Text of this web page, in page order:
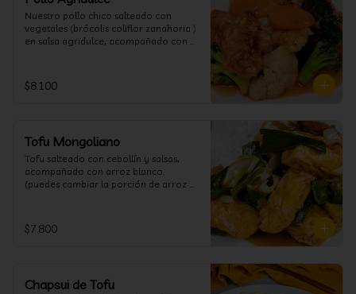
Nuestro pollo chico salteado con
vegetales (brócolis coliflor zanahoria )
en salsa agridulce, acompañado con
fritas o fideos)
$8.100
Tofu Mongoliano
Tofu salteado con cebollín y salsas,
acompañado con arroz blanco.
(puedes cambiar la porción de arroz
$7.800
Chapsui de Tofu